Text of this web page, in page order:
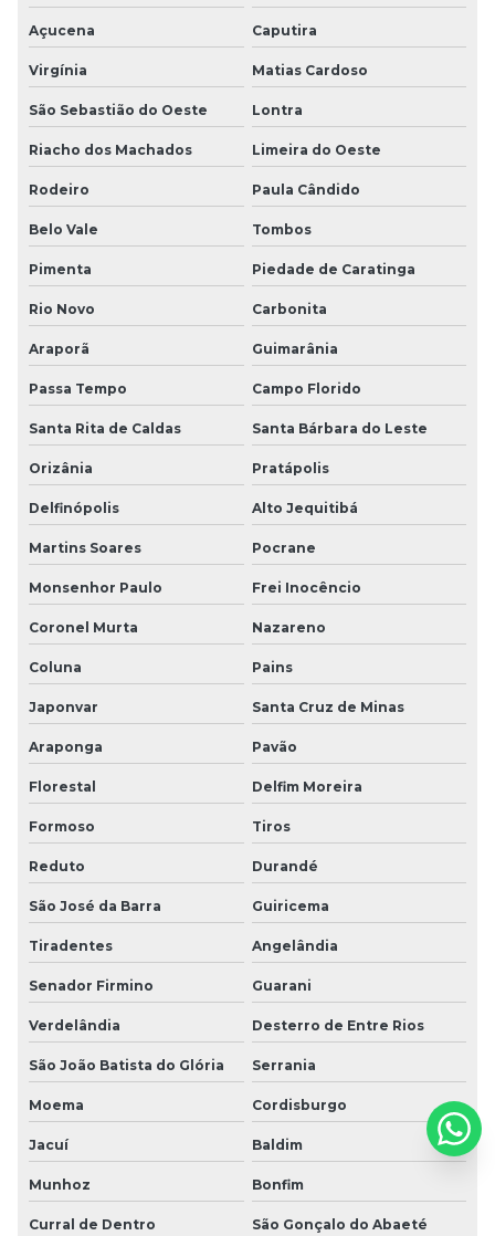
Açucena Caputira
Virgínia Matias Cardoso
São Sebastião do Oeste Lontra
Riacho dos Machados Limeira do Oeste
Rodeiro Paula Cândido
Belo Vale Tombos
Pimenta Piedade de Caratinga
Rio Novo Carbonita
Araporã Guimarânia
Passa Tempo Campo Florido
Santa Rita de Caldas Santa Bárbara do Leste
Orizânia Pratápolis
Delfinópolis Alto Jequitibá
Martins Soares Pocrane
Monsenhor Paulo Frei Inocêncio
Coronel Murta Nazareno
Coluna Pains
Japonvar Santa Cruz de Minas
Araponga Pavão
Florestal Delfim Moreira
Formoso Tiros
Reduto Durandé
São José da Barra Guiricema
Tiradentes Angelândia
Senador Firmino Guarani
Verdelândia Desterro de Entre Rios
São João Batista do Glória Serrania
Moema Cordisburgo
Jacuí Baldim
Munhoz Bonfim
Curral de Dentro São Gonçalo do Abaeté